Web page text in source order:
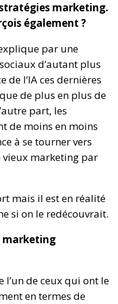
marketing.
également ?
par une
d’autant plus
de l’IA ces dernières
de plus en plus de
part, les
de moins en moins
à se tourner vers
vieux marketing par
mais il est en réalité
si on le redécouvrait.
marketing
l’un de ceux qui ont le
en termes de